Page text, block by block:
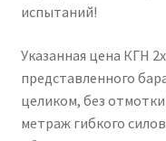
испытаний!
Указанная цена КГН
представленного
целиком, без
метраж гибкого